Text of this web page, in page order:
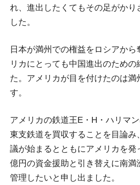
れ、進出したくてもその足がかり
した。
日本が満州での権益をロシアから
リカにとっても中国進出のための
た。アメリカが目を付けたのは満
す。
アメリカの鉄道王E・H・ハリマ
東支鉄道を買収することを目論み
議が始まるとともにアメリカを発
億円の資金援助と引き替えに南満
管理したいと申し出ました。